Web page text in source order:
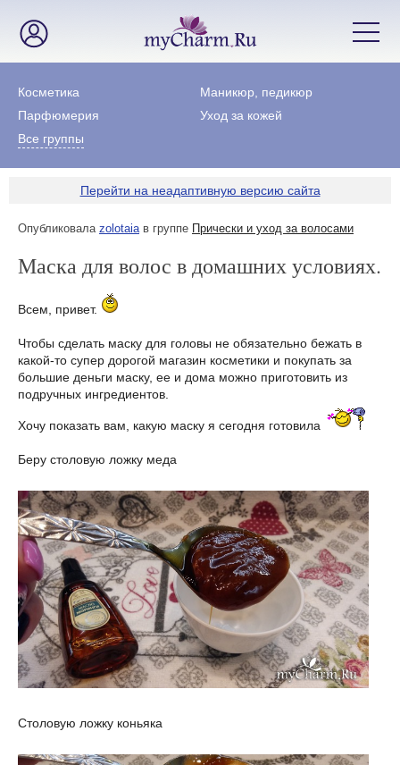
Косметика
Маникюр, педикюр
Парфюмерия
Уход за кожей
Все группы
Перейти на неадаптивную версию сайта
Опубликовала zolotaiaв группе Прически и уход за волосами
Маска для волос в домашних условиях.
Всем, привет.
Чтобы сделать маску для головы не обязательно бежать в
какой-то супер дорогой магазин косметики и покупать за
большие деньги маску, ее и дома можно приготовить из
подручных ингредиентов.
Хочу показать вам, какую маску я сегодня готовила
Беру столовую ложку меда
Столовую ложку коньяка